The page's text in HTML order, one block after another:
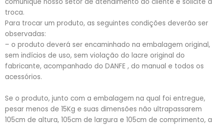
troca.
Para trocar um produto, as seguintes condições deverão ser
observadas:
– o produto deverá ser encaminhado na embalagem original,
sem indícios de uso, sem violação do lacre original do
fabricante, acompanhado do DANFE , do manual e todos os
acessórios.
Se o produto, junto com a embalagem na qual foi entregue,
pesar menos de 15Kg e suas dimensões não ultrapassarem
105cm de altura, 105cm de largura e 105cm de comprimento, a